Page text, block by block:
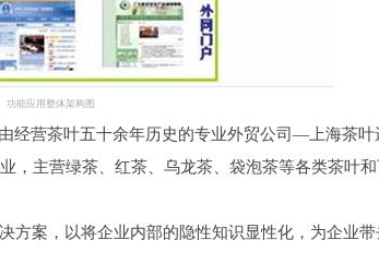
功能应用整体架构图
营茶叶五十余年历史的专业外贸公司—上海茶叶
，主营绿茶、红茶、乌龙茶、袋泡茶等各类茶叶
案，以将企业内部的隐性知识显性化，为企业带